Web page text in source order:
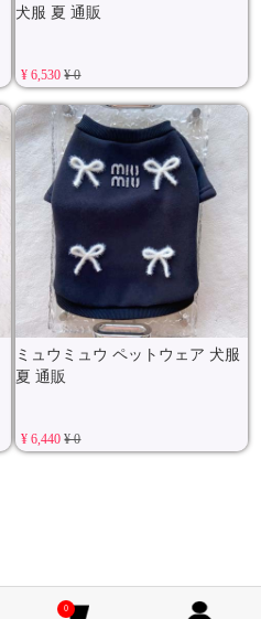
犬服 夏 通販
¥ 6,530¥ 0
ミュウミュウ ペットウェア 犬服
夏 通販
¥ 6,440¥ 0
0